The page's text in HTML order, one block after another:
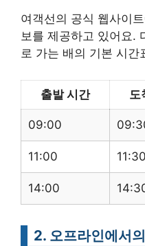
여객선의 공식 웹사이
보를 제공하고 있어요.
로 가는 배의 기본 시간
출발 시간 도
09:00
11:00 11:30
14:00
2. 오프라인에서